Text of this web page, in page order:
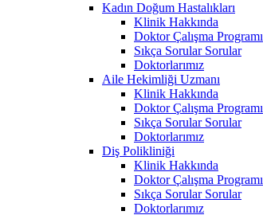
Kadın Doğum Hastalıkları
Klinik Hakkında
Doktor Çalışma Programı
Sıkça Sorular Sorular
Doktorlarımız
Aile Hekimliği Uzmanı
Klinik Hakkında
Doktor Çalışma Programı
Sıkça Sorular Sorular
Doktorlarımız
Diş Polikliniği
Klinik Hakkında
Doktor Çalışma Programı
Sıkça Sorular Sorular
Doktorlarımız